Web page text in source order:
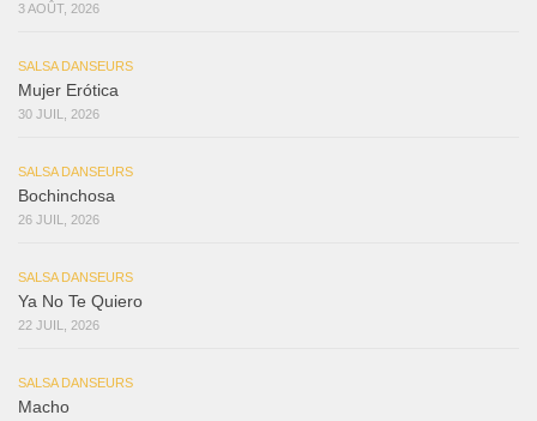
3 AOÛT, 2026
SALSA DANSEURS
Mujer Erótica
30 JUIL, 2026
SALSA DANSEURS
Bochinchosa
26 JUIL, 2026
SALSA DANSEURS
Ya No Te Quiero
22 JUIL, 2026
SALSA DANSEURS
Macho